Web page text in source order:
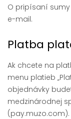
O pripísaní
e-mail.
Platba
Ak chcete na
menu platieb
objednávky
medzinárodnej